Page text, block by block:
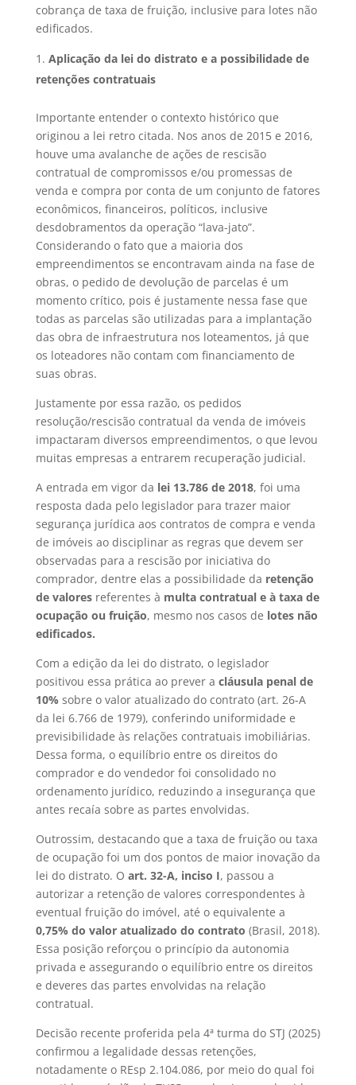
cobrança de taxa de fruição, inclusive para lotes não
edificados.
Aplicação da lei do distrato e a possibilidade de
retenções contratuais
Importante entender o contexto histórico que
originou a lei retro citada. Nos anos de 2015 e 2016,
houve uma avalanche de ações de rescisão
contratual de compromissos e/ou promessas de
venda e compra por conta de um conjunto de fatores
econômicos, financeiros, políticos, inclusive
desdobramentos da operação “lava-jato”.
Considerando o fato que a maioria dos
empreendimentos se encontravam ainda na fase de
obras, o pedido de devolução de parcelas é um
momento crítico, pois é justamente nessa fase que
todas as parcelas são utilizadas para a implantação
das obra de infraestrutura nos loteamentos, já que
os loteadores não contam com financiamento de
suas obras.
Justamente por essa razão, os pedidos
resolução/rescisão contratual da venda de imóveis
impactaram diversos empreendimentos, o que levou
muitas empresas a entrarem recuperação judicial.
A entrada em vigor da lei 13.786 de 2018, foi uma
resposta dada pelo legislador para trazer maior
segurança jurídica aos contratos de compra e venda
de imóveis ao disciplinar as regras que devem ser
observadas para a rescisão por iniciativa do
comprador, dentre elas a possibilidade da retenção
de valoresreferentes à multa contratual e à taxa de
ocupação ou fruição, mesmo nos casos de lotes não
edificados.
Com a edição da lei do distrato, o legislador
positivou essa prática ao prever a cláusula penal de
10% sobre o valor atualizado do contrato (art. 26-A
da lei 6.766 de 1979), conferindo uniformidade e
previsibilidade às relações contratuais imobiliárias.
Dessa forma, o equilíbrio entre os direitos do
comprador e do vendedor foi consolidado no
ordenamento jurídico, reduzindo a insegurança que
antes recaía sobre as partes envolvidas.
Outrossim, destacando que a taxa de fruição ou taxa
de ocupação foi um dos pontos de maior inovação da
lei do distrato. O art. 32-A, inciso I, passou a
autorizar a retenção de valores correspondentes à
eventual fruição do imóvel, até o equivalente a
0,75% do valor atualizado do contrato (Brasil, 2018).
Essa posição reforçou o princípio da autonomia
privada e assegurando o equilíbrio entre os direitos
e deveres das partes envolvidas na relação
contratual.
Decisão recente proferida pela 4ª turma do STJ (2025)
confirmou a legalidade dessas retenções,
notadamente o REsp 2.104.086, por meio do qual foi